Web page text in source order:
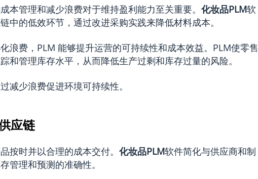
本管理和减少浪费对于维持盈利能力至关重要。 化妆品PLM软
中的低效环节，通过改进采购实践来降低材料成本。
浪费，PLM 能够提升运营的可持续性和成本效益。PLM使零售
和管理库存水平，从而降低生产过剩和库存过量的风险。
减少浪费促进环境可持续性。
应链
按时并以合理的成本交付。 化妆品PLM软件简化与供应商和制
管理和预测的准确性。